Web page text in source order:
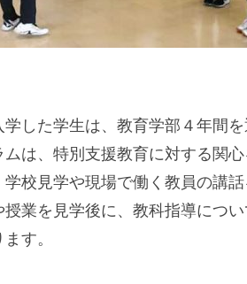
学した学生は、教育学部４年間
は、特別支援教育に対する関
校見学や現場で働く教員の講
業を見学後に、教科指導につ
す。